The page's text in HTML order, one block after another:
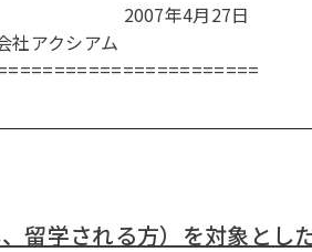
2007年4月27日
ム
留学される方）を対象と